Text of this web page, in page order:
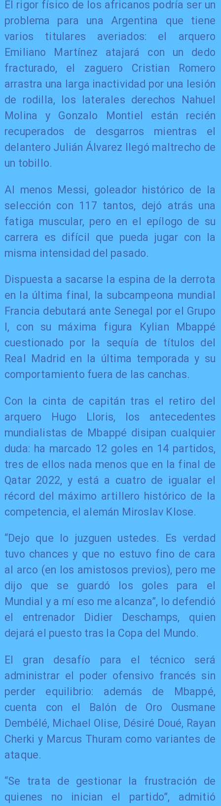
El rigor físico de los africanos podría ser un
problema para una Argentina que tiene
varios titulares averiados: el arquero
Emiliano Martínez atajará con un dedo
fracturado, el zaguero Cristian Romero
arrastra una larga inactividad por una lesión
de rodilla, los laterales derechos Nahuel
Molina y Gonzalo Montiel están recién
recuperados de desgarros mientras el
delantero Julián Álvarez llegó maltrecho de
un tobillo.
Al menos Messi, goleador histórico de la
selección con 117 tantos, dejó atrás una
fatiga muscular, pero en el epílogo de su
carrera es difícil que pueda jugar con la
misma intensidad del pasado.
Dispuesta a sacarse la espina de la derrota
en la última final, la subcampeona mundial
Francia debutará ante Senegal por el Grupo
I, con su máxima figura Kylian Mbappé
cuestionado por la sequía de títulos del
Real Madrid en la última temporada y su
comportamiento fuera de las canchas.
Con la cinta de capitán tras el retiro del
arquero Hugo Lloris, los antecedentes
mundialistas de Mbappé disipan cualquier
duda: ha marcado 12 goles en 14 partidos,
tres de ellos nada menos que en la final de
Qatar 2022, y está a cuatro de igualar el
récord del máximo artillero histórico de la
competencia, el alemán Miroslav Klose.
“Dejo que lo juzguen ustedes. Es verdad
tuvo chances y que no estuvo fino de cara
al arco (en los amistosos previos), pero me
dijo que se guardó los goles para el
Mundial y a mí eso me alcanza”, lo defendió
el entrenador Didier Deschamps, quien
dejará el puesto tras la Copa del Mundo.
El gran desafío para el técnico será
administrar el poder ofensivo francés sin
perder equilibrio: además de Mbappé,
cuenta con el Balón de Oro Ousmane
Dembélé, Michael Olise, Désiré Doué, Rayan
Cherki y Marcus Thuram como variantes de
ataque.
“Se trata de gestionar la frustración de
quienes no inician el partido”, admitió